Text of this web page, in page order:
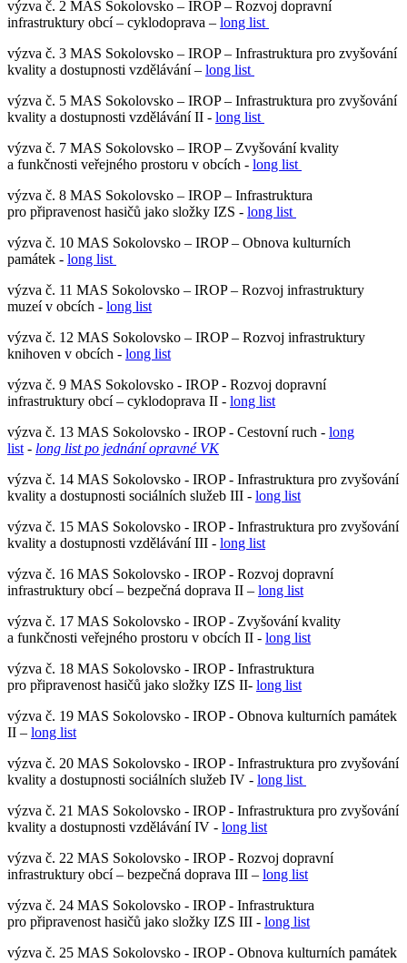
výzva č. 2 MAS Sokolovsko – IROP – Rozvoj dopravní
infrastruktury obcí – cyklodoprava – long list
výzva č. 3 MAS Sokolovsko – IROP – Infrastruktura pro zvyšování
kvality a dostupnosti vzdělávání – long list
výzva č. 5 MAS Sokolovsko – IROP – Infrastruktura pro zvyšování
kvality a dostupnosti vzdělávání II - long list
výzva č. 7 MAS Sokolovsko – IROP – Zvyšování kvality
a funkčnosti veřejného prostoru v obcích - long list
výzva č. 8 MAS Sokolovsko – IROP – Infrastruktura
pro připravenost hasičů jako složky IZS - long list
výzva č. 10 MAS Sokolovsko – IROP – Obnova kulturních
památek - long list
výzva č. 11 MAS Sokolovsko – IROP – Rozvoj infrastruktury
muzeí v obcích - long list
výzva č. 12 MAS Sokolovsko – IROP – Rozvoj infrastruktury
knihoven v obcích - long list
výzva č. 9 MAS Sokolovsko - IROP - Rozvoj dopravní
infrastruktury obcí – cyklodoprava II - long list
výzva č. 13 MAS Sokolovsko - IROP - Cestovní ruch - long
list- long list po jednání opravné VK
výzva č. 14 MAS Sokolovsko - IROP - Infrastruktura pro zvyšování
kvality a dostupnosti sociálních služeb III - long list
výzva č. 15 MAS Sokolovsko - IROP - Infrastruktura pro zvyšování
kvality a dostupnosti vzdělávání III - long list
výzva č. 16 MAS Sokolovsko - IROP - Rozvoj dopravní
infrastruktury obcí – bezpečná doprava II – long list
výzva č. 17 MAS Sokolovsko - IROP - Zvyšování kvality
a funkčnosti veřejného prostoru v obcích II - long list
výzva č. 18 MAS Sokolovsko - IROP - Infrastruktura
pro připravenost hasičů jako složky IZS II- long list
výzva č. 19 MAS Sokolovsko - IROP - Obnova kulturních památek
II – long list
výzva č. 20 MAS Sokolovsko - IROP - Infrastruktura pro zvyšování
kvality a dostupnosti sociálních služeb IV - long list
výzva č. 21 MAS Sokolovsko - IROP - Infrastruktura pro zvyšování
kvality a dostupnosti vzdělávání IV - long list
výzva č. 22 MAS Sokolovsko - IROP - Rozvoj dopravní
infrastruktury obcí – bezpečná doprava III – long list
výzva č. 24 MAS Sokolovsko - IROP - Infrastruktura
pro připravenost hasičů jako složky IZS III - long list
výzva č. 25 MAS Sokolovsko - IROP - Obnova kulturních památek